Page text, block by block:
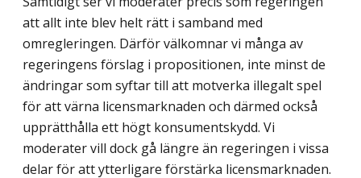
att allt inte blev helt rätt i samband med
omregleringen. Därför välkomnar vi många av
regeringens förslag i propositionen, inte minst de
ändringar som syftar till att motverka illegalt spel
för att värna licensmark­naden och därmed också
upprätthålla ett högt konsumentskydd. Vi
moderater vill dock gå längre än regeringen i vissa
delar för att ytterligare förstärka licensmarknaden.